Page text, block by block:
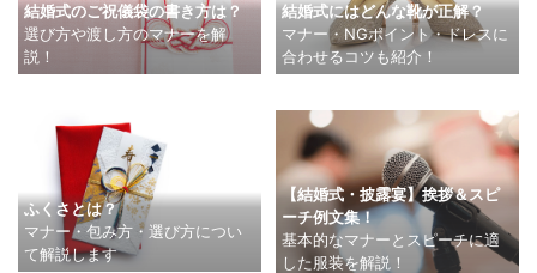
結婚式のご祝儀袋の書き方は？
選び方や渡し方のマナーを解
説！
結婚式にはどんな靴が正解？
マナー・NGポイント・ドレスに
合わせるコツも紹介！
ふくさとは？
マナー・包み方・選び方につい
て解説します
【結婚式・披露宴】挨拶＆スピ
ーチ例文集！
基本的なマナーとスピーチに適
した服装を解説！